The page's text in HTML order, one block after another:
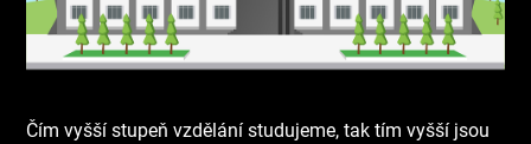
Čím vyšší stupeň vzdělání studujeme, tak tím vyšší jsou